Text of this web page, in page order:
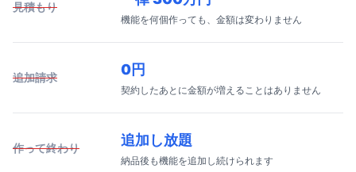
見積もり
機能を何個作っても、金額は変わりません
追加請求 0円
契約したあとに金額が増えることはありません
作って終わり 追加し放題
納品後も機能を追加し続けられます